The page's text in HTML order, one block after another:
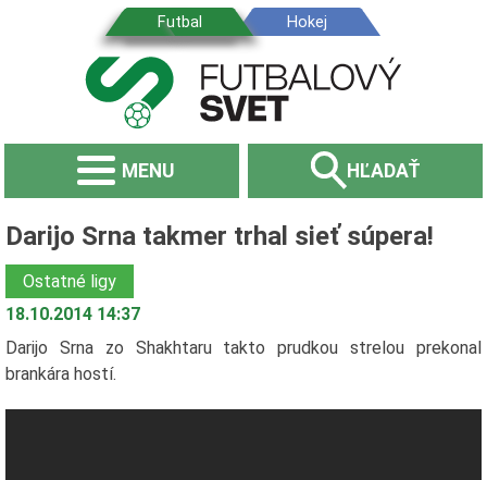
MENU HĽADAŤ
Darijo Srna takmer trhal sieť súpera!
Ostatné ligy
18.10.2014 14:37
Darijo Srna zo Shakhtaru takto prudkou strelou prekonal
brankára hostí.